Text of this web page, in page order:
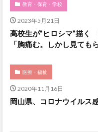
教育・保育・学校
2023年5月21日
高校生が”ヒロシマ”描
「胸痛む。しかし見ても
医療・福祉
2020年11月16日
岡山県、コロナウイルス